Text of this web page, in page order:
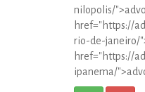
nilopolis/
href="https://
rio-de-janeiro/
href="https://
ipanema/